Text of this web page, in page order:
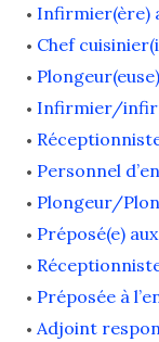
Infirmier(ère)
Chef
Plongeur(euse)
Infirmier/
Personnel
Plongeur/
Préposé(e)
Préposée à
Adjoint